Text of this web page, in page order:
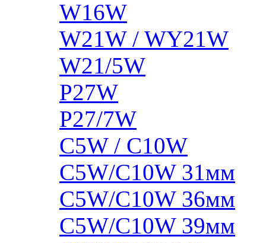
W16W
W21W / WY21W
W21/5W
P27W
P27/7W
C5W / C10W
C5W/C10W 31мм
C5W/C10W 36мм
C5W/C10W 39мм